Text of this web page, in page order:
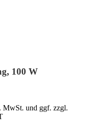
100 W
und ggf. zzgl.